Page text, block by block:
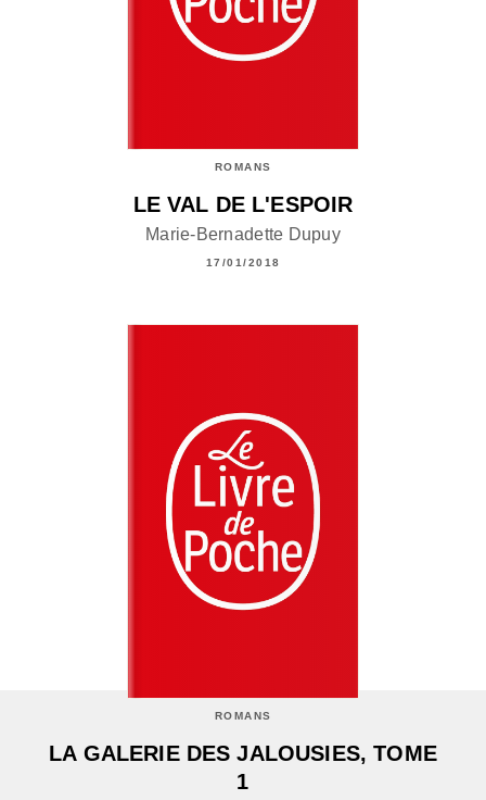
ROMANS
LE VAL DE L'ESPOIR
Marie-Bernadette Dupuy
17/01/2018
ROMANS
LA GALERIE DES JALOUSIES, TOME
1